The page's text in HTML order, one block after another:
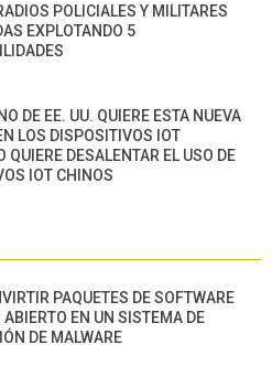
POLICIALES Y MILITARES
EXPLOTANDO 5
DE EE. UU. QUIERE ESTA NUEVA
LOS DISPOSITIVOS IOT
QUIERE DESALENTAR EL USO DE
IOT CHINOS
PAQUETES DE SOFTWARE
ABIERTO EN UN SISTEMA DE
DE MALWARE